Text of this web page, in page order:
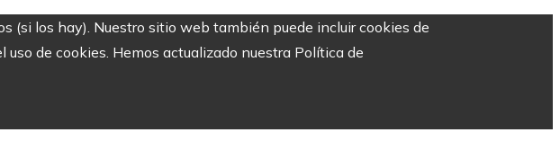
(si los hay). Nuestro sitio web también puede incluir cookies de
de cookies. Hemos actualizado nuestra Política de